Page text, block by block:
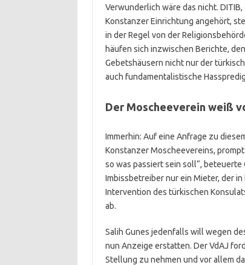
Verwunderlich wäre das nicht.
Konstanzer Einrichtung angehört,
in der Regel von der
häufen sich inzwischen Berichte,
Gebetshäusern nicht nur der
auch fundamentalistische
Der Moscheeverein weiß
Immerhin: Auf eine Anfrage zu
Konstanzer Moscheevereins,
so was passiert sein soll“,
Imbissbetreiber nur ein Mieter, der
Intervention des türkischen
ab.
Salih Gunes jedenfalls will wegen
nun Anzeige erstatten. Der VdAJ
Stellung zu nehmen und vor allem